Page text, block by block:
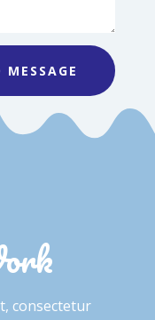
MESSAGE
consectetur